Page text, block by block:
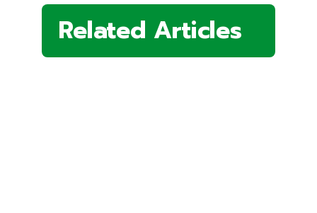
Related Articles